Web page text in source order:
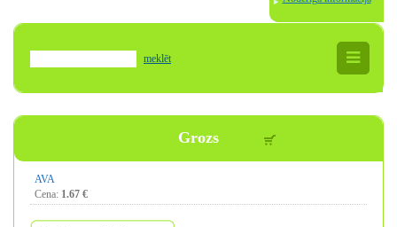
meklēt
Grozs
AVA
Cena: 1.67 €